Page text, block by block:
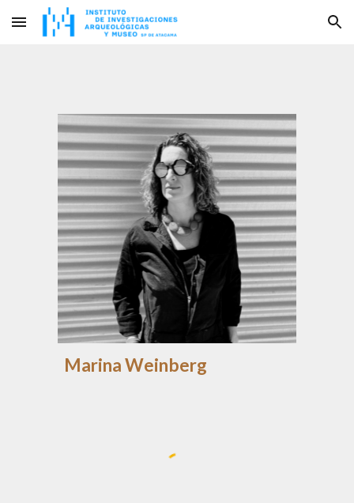
Skip to main content Skip to navigation
Marina Weinberg